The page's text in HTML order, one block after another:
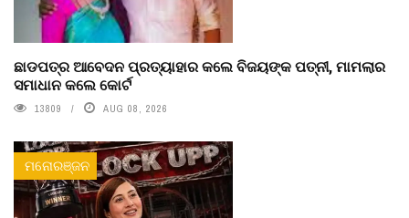
ଛାଡପତ୍ର ଆବେଦନ ପ୍ରତ୍ୟାହାର କଲେ ବିଜୟଙ୍କ ପତ୍ନୀ, ମାମଲାର
ସମାଧାନ କଲେ କୋର୍ଟ
13809 AUG 08, 2026
ମନୋରଞ୍ଜନ